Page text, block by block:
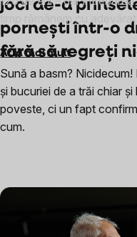
timp rămânem cu
Află mai mult
joci de-a
pornești într-o
fără să regreți
Sună a basm?
și bucuriei de a trăi chiar
poveste, ci un fapt
cum.